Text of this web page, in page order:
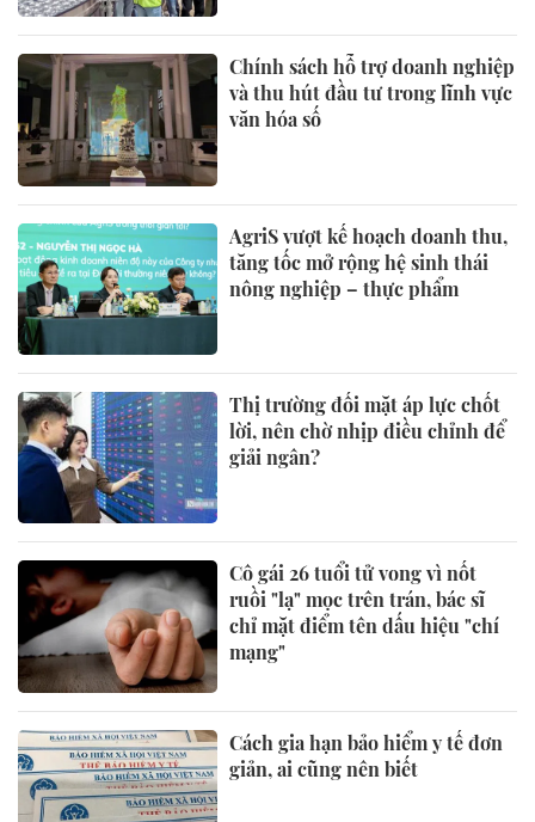
Chính sách hỗ trợ doanh nghiệp
và thu hút đầu tư trong lĩnh vực
văn hóa số
AgriS vượt kế hoạch doanh thu,
tăng tốc mở rộng hệ sinh thái
nông nghiệp – thực phẩm
Thị trường đối mặt áp lực chốt
lời, nên chờ nhịp điều chỉnh để
giải ngân?
Cô gái 26 tuổi tử vong vì nốt
ruồi "lạ" mọc trên trán, bác sĩ
chỉ mặt điểm tên dấu hiệu "chí
mạng"
Cách gia hạn bảo hiểm y tế đơn
giản, ai cũng nên biết